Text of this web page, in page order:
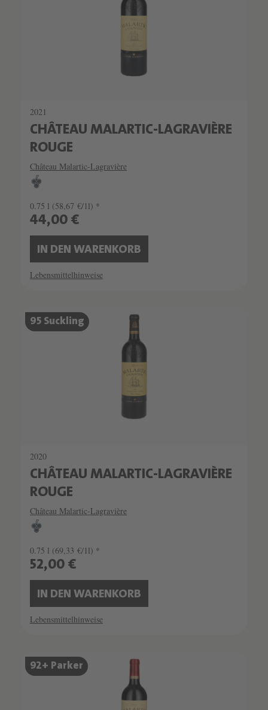
2021
CHÂTEAU MALARTIC-LAGRAVIÈRE
ROUGE
Château Malartic-Lagravière
0.75 l (58,67 €/1l) *
44,00 €
IN DEN WARENKORB
Lebensmittelhinweise
95 Suckling
2020
CHÂTEAU MALARTIC-LAGRAVIÈRE
ROUGE
Château Malartic-Lagravière
0.75 l (69,33 €/1l) *
52,00 €
IN DEN WARENKORB
Lebensmittelhinweise
92+ Parker